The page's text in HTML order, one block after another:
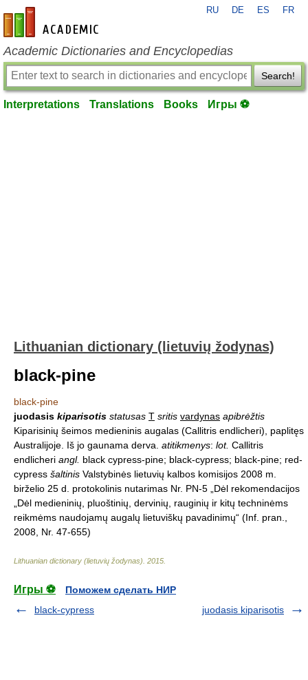
en-academic.com
RU DE ES FR
Academic Dictionaries and Encyclopedias
Search!
Interpretations Translations Books Игры ⚽
Lithuanian dictionary (lietuvių žodynas)
black-pine
black-pine
juodasis kiparisotis statusas T sritis vardynas apibrėžtis
Kiparisinių šeimos medieninis augalas (Callitris endlicheri), paplitęs
Australijoje. Iš jo gaunama derva. atitikmenys: lot. Callitris
endlicheri angl. black cypress-pine; black-cypress; black-pine; red-
cypress šaltinis Valstybinės lietuvių kalbos komisijos 2008 m.
birželio 25 d. protokolinis nutarimas Nr. PN-5 „Dėl rekomendacijos
„Dėl medieninių, pluoštinių, dervinių, rauginių ir kitų techninėms
reikmėms naudojamų augalų lietuviškų pavadinimų“ (Inf. pran.,
2008, Nr. 47-655)
Lithuanian dictionary (lietuvių žodynas) 2015
Игры ⚽
Поможем сделать НИР
black-cypress
juodasis kiparisotis